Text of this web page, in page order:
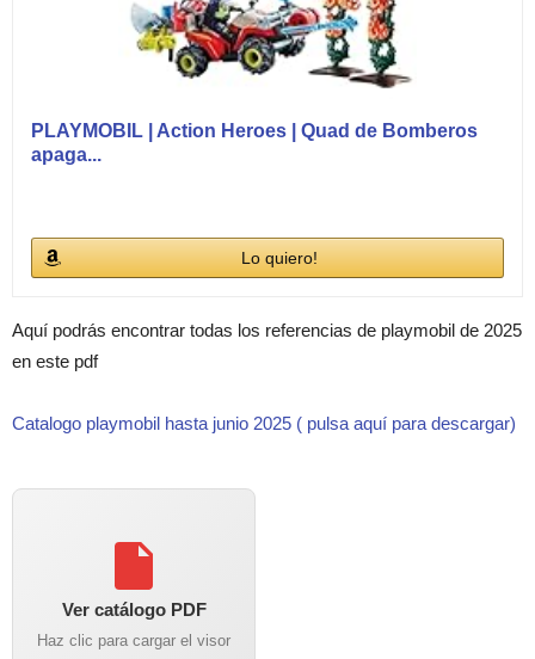
PLAYMOBIL | Action Heroes | Quad de Bomberos
apaga...
Lo quiero!
Aquí podrás encontrar todas los referencias de playmobil de 2025
en este pdf
Catalogo playmobil hasta junio 2025 ( pulsa aquí para descargar)
Ver catálogo PDF
Haz clic para cargar el visor